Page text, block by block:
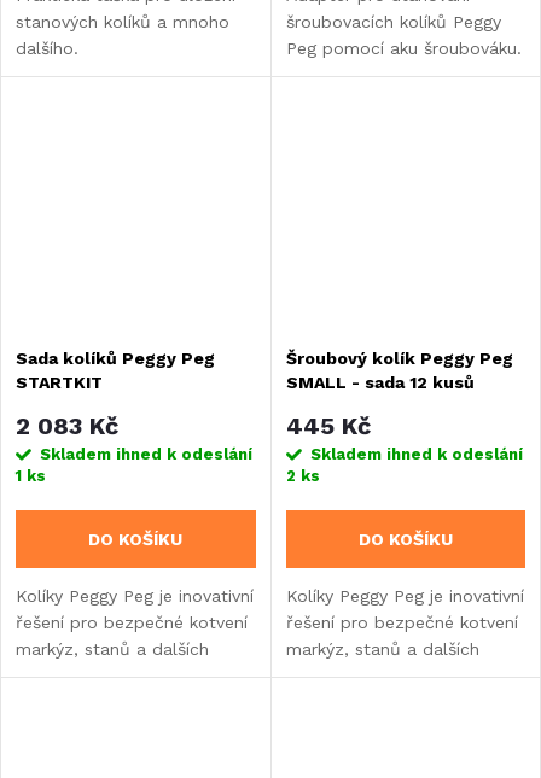
stanových kolíků a mnoho
dalšího.
šroubovacích kolíků Peggy
Peg pomocí aku šroubováku.
Sada kolíků Peggy Peg
STARTKIT
2 083 Kč
Skladem ihned k odeslání
1 ks
DO KOŠÍKU
Kolíky Peggy Peg je inovativní
řešení pro bezpečné kotvení
markýz, stanů a dalších
prvků při kempování.
Šroubový kolík Peggy Peg
SMALL - sada 12 kusů
445 Kč
Skladem ihned k odeslání
2 ks
DO KOŠÍKU
Kolíky Peggy Peg je inovativní
řešení pro bezpečné kotvení
markýz, stanů a dalších
prvků při kempování. 12 x